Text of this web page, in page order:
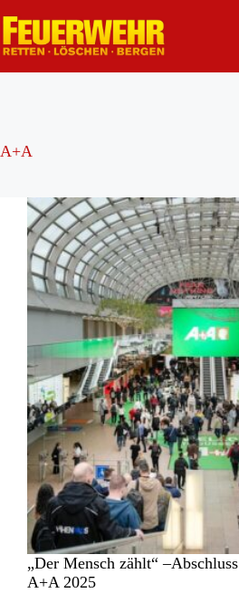
Inhalt
springen
A+A
„Der Mensch zählt“
A+A 2025